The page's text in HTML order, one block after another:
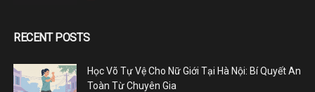
RECENT POSTS
Học Võ Tự Vệ Cho Nữ Giới Tại Hà Nội: Bí Quyết An
Toàn Từ Chuyên Gia